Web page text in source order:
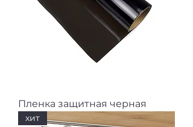
Пленка защитная черная
хит